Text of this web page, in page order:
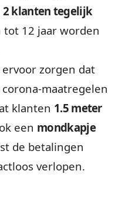
2 klanten tegelijk
12 jaar worden
zorgen dat
maatregelen
klanten 1.5 meter
een mondkapje
de betalingen
verlopen.